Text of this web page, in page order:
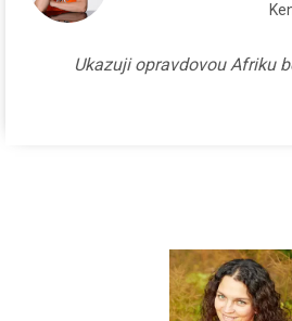
Ukazuji opravdovou Afriku